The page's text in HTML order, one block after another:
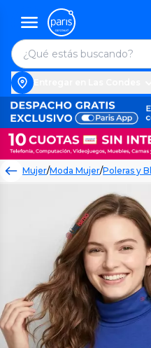
Mujer/Moda Mujer/Poleras y